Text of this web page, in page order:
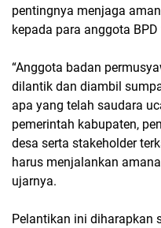
pentingnya menjaga
kepada para anggota
“Anggota badan
dilantik dan diambil
apa yang telah saudara
pemerintah kabupaten,
desa serta stakeholder
harus menjalankan
ujarnya.
Pelantikan ini diharapkan